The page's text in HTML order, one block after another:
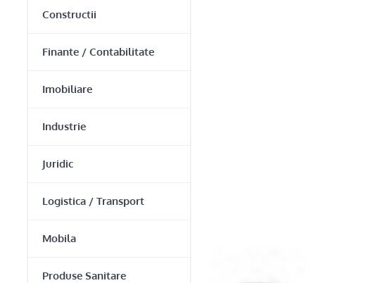
Constructii
Finante / Contabilitate
Imobiliare
Industrie
Juridic
Logistica / Transport
Mobila
Produse Sanitare